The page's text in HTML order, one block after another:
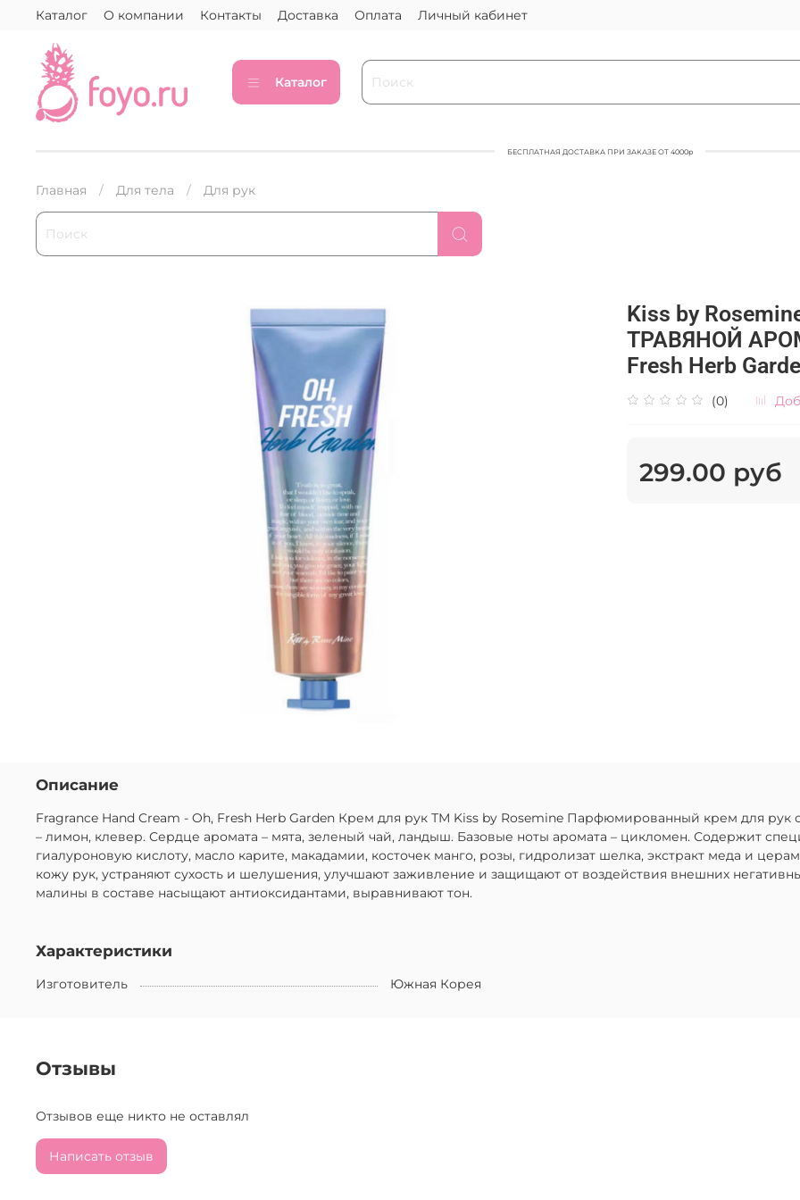
Каталог О компании Контакты Доставка Оплата Личный кабинет
Каталог
БЕСПЛАТНАЯ ДОСТАВКА ПРИ ЗАКАЗЕ ОТ 4000р
Главная Для тела Для рук
Kiss by
ТРАВЯНОЙ
Fresh Herb
(0)
299.00 руб
Описание
Fragrance Hand Cream - Oh, Fresh Herb Garden Крем для рук ТМ Kiss by Rosemine Парфюмированный крем для
– лимон, клевер. Сердце аромата – мята, зеленый чай, ландыш. Базовые ноты аромата – цикломен. Содержит
гиалуроновую кислоту, масло карите, макадамии, косточек манго, розы, гидролизат шелка, экстракт меда и
кожу рук, устраняют сухость и шелушения, улучшают заживление и защищают от воздействия внешних
малины в составе насыщают антиоксидантами, выравнивают тон.
Характеристики
Изготовитель Южная Корея
Отзывы
Отзывов еще никто не оставлял
Написать отзыв